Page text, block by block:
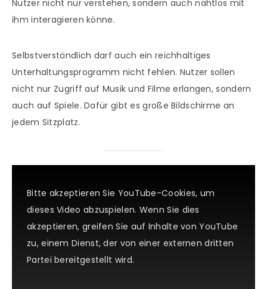
Nutzer nicht nur verstehen, sondern auch nahtlos mit
ihm interagieren könne.
Selbstverständlich darf auch ein reichhaltiges
Unterhaltungsprogramm nicht fehlen. Nutzer sollen
nicht nur Zugriff auf Musik und Filme erlangen, sondern
auch auf Spiele. Dafür gibt es große Bildschirme an
jedem Sitzplatz.
Bitte akzeptieren Sie YouTube-Cookies, um
dieses Video abzuspielen. Wenn Sie dies
akzeptieren, greifen Sie auf Inhalte von YouTube
zu, einem Dienst, der von einer externen dritten
Partei bereitgestellt wird.